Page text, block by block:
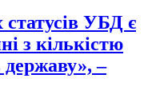
статусів УБД є
з кількістю
державу», –